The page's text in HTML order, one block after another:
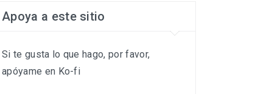
Apoya a este sitio
Si te gusta lo que hago, por favor,
apóyame en Ko-fi